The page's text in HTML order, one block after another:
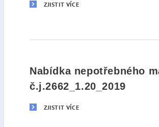
ZJISTIT VÍCE
Nabídka nepotřebného
č.j.2662_1.20_2019
ZJISTIT VÍCE